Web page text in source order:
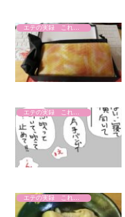
エテの実録 これやりました
エテの実録 これやりました